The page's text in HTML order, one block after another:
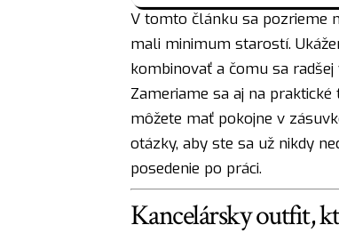
V tomto článku sa pozrieme
mali minimum starostí.
kombinovať a čomu sa
Zameriame sa aj na
môžete mať pokojne v
otázky, aby ste sa už nikdy
posedenie po práci.
Kancelársky outfit,